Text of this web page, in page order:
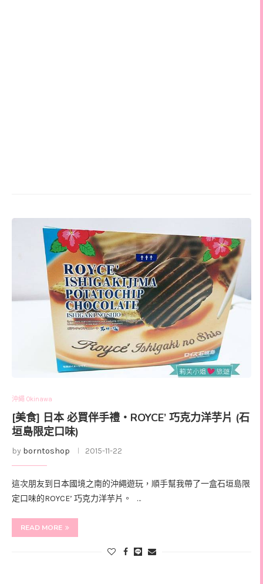
沖繩 Okinawa
[美食] 日本 必買伴手禮‧ROYCE’ 巧克力洋芋片 (石
垣島限定口味)
by borntoshop 2015-11-22
這次朋友到日本國境之南的沖繩遊玩，順手幫我帶了一盒石垣島限
定口味的ROYCE’ 巧克力洋芋片。 …
READ MORE